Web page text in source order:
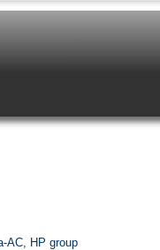
AC, HP group